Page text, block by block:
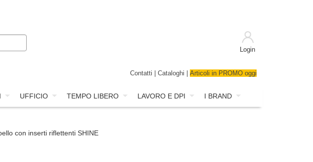
Login
Contatti Cataloghi Articoli in PROMO oggi
UFFICIO TEMPO LIBERO LAVORO E DPI I BRAND
con inserti riflettenti SHINE